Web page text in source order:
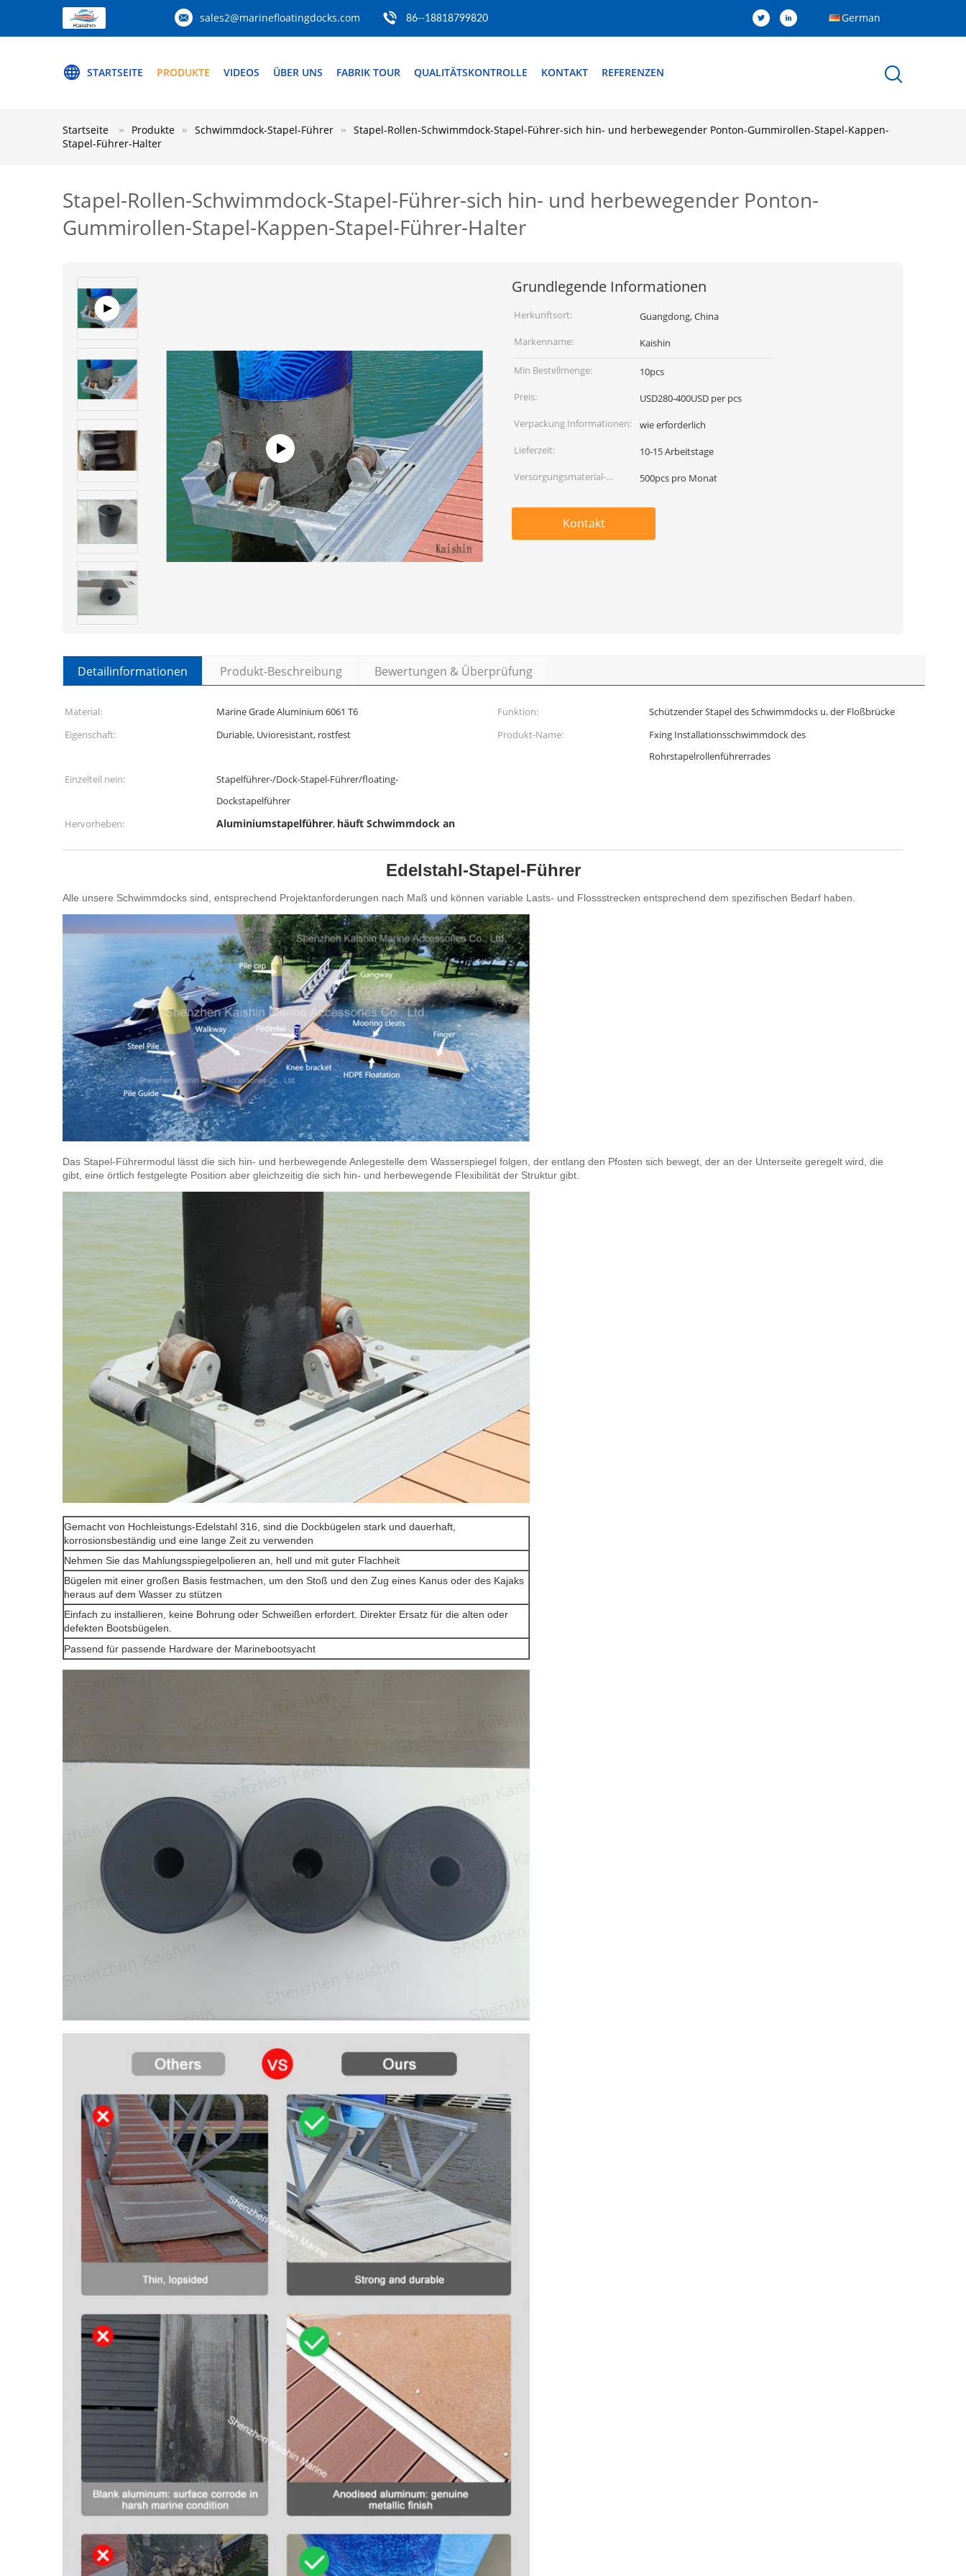
sales2@marinefloatingdocks.com 86--18818799820 German
STARTSEITE PRODUKTE VIDEOS ÜBER UNS FABRIK TOUR QUALITÄTSKONTROLLE KONTAKT REFERENZEN
Startseite Produkte Schwimmdock-Stapel-Führer
Stapel-Rollen-Schwimmdock-Stapel-Führer-sich hin- und herbewegender Ponton-Gummirollen-Stapel-Kappen-
Stapel-Führer-Halter
Stapel-Rollen-Schwimmdock-Stapel-Führer-sich hin- und herbewegender Ponton-
Gummirollen-Stapel-Kappen-Stapel-Führer-Halter
Grundlegende Informationen
Herkunftsort:
Guangdong, China
Markenname:
Kaishin
Min Bestellmenge:
10pcs
Preis:
USD280-400USD per pcs
Verpackung Informationen:
wie erforderlich
Lieferzeit:
10-15 Arbeitstage
Versorgungsmaterial-
500pcs pro Monat
Kontakt
Detailinformationen Produkt-Beschreibung Bewertungen & Überprüfung
Material: Marine Grade Aluminium 6061 T6 Funktion:
Schützender Stapel des Schwimmdocks u. der Floßbrücke
Eigenschaft:
Duriable, Uvioresistant, rostfest Produkt-Name:
Fxing Installationsschwimmdock des
Rohrstapelrollenführerrades
Einzelteil nein:
Stapelführer-/Dock-Stapel-Führer/floating-
Dockstapelführer
Hervorheben:
Aluminiumstapelführer, häuft Schwimmdock an
Edelstahl-Stapel-Führer
Alle unsere Schwimmdocks sind, entsprechend Projektanforderungen nach Maß und können variable Lasts- und Flossstrecken entsprechend dem spezifischen Bedarf haben.
Das Stapel-Führermodul lässt die sich hin- und herbewegende Anlegestelle dem Wasserspiegel folgen, der entlang den Pfosten sich bewegt, der an der Unterseite geregelt wird, die
gibt, eine örtlich festgelegte Position aber gleichzeitig die sich hin- und herbewegende Flexibilität der Struktur gibt.
Gemacht von Hochleistungs-Edelstahl 316, sind die Dockbügelen stark und dauerhaft,
korrosionsbeständig und eine lange Zeit zu verwenden
Nehmen Sie das Mahlungsspiegelpolieren an, hell und mit guter Flachheit
Bügelen mit einer großen Basis festmachen, um den Stoß und den Zug eines Kanus oder des Kajaks
heraus auf dem Wasser zu stützen
Einfach zu installieren, keine Bohrung oder Schweißen erfordert. Direkter Ersatz für die alten oder
defekten Bootsbügelen.
Passend für passende Hardware der Marinebootsyacht